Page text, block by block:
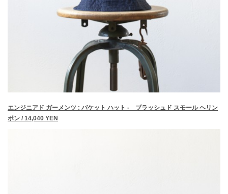
エンジニアド ガーメンツ : バケット ハット - ブラッシュド スモール ヘリン
ボン / 14,040 YEN